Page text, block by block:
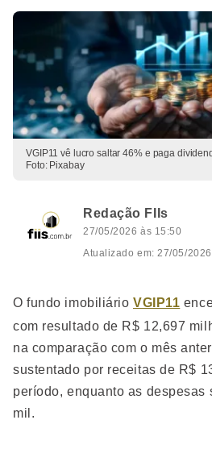
VGIP11 vê lucro saltar 46% e paga
Foto: Pixabay
Redação FIIs
27/05/2026 às 15:50
Atualizado em: 27/05/
O fundo imobiliário VGIP11
com resultado de R$ 12,697
na comparação com o mês
sustentado por receitas de R$
período, enquanto as despesas
mil.